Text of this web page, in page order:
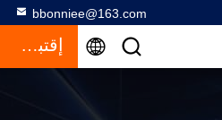
bbonniee@163.com
إقتباس